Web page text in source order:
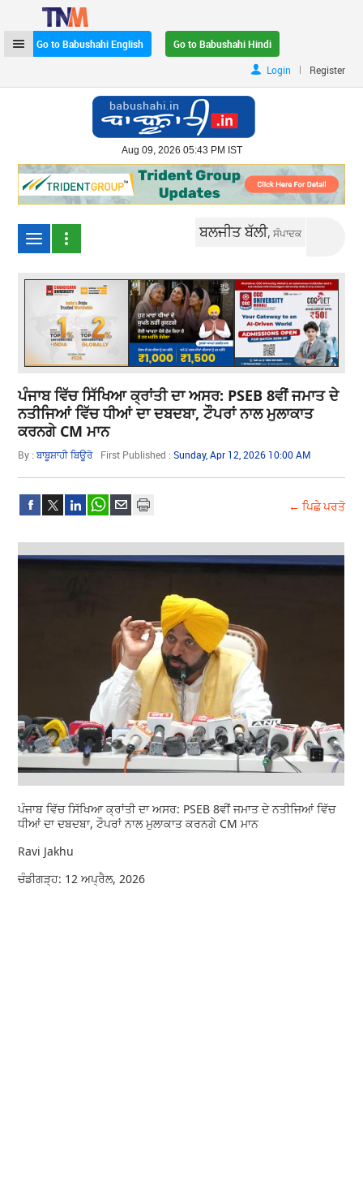
Go to Babushahi English
Go to Babushahi Hindi
Login
| Register
Aug 09, 2026 05:43 PM IST
ਬਲਜੀਤ ਬੱਲੀ,ਸੰਪਾਦਕ
ਪੰਜਾਬ ਵਿੱਚ ਸਿੱਖਿਆ ਕ੍ਰਾਂਤੀ ਦਾ ਅਸਰ: PSEB 8ਵੀਂ ਜਮਾਤ ਦੇ
ਨਤੀਜਿਆਂ ਵਿੱਚ ਧੀਆਂ ਦਾ ਦਬਦਬਾ, ਟੌਪਰਾਂ ਨਾਲ ਮੁਲਾਕਾਤ
ਕਰਨਗੇ CM ਮਾਨ
By :ਬਾਬੂਸ਼ਾਹੀ ਬਿਊਰੋ First Published :Sunday, Apr 12, 2026 10:00 AM
← ਪਿਛੇ ਪਰਤੋ
ਪੰਜਾਬ ਵਿੱਚ ਸਿੱਖਿਆ ਕ੍ਰਾਂਤੀ ਦਾ ਅਸਰ: PSEB 8ਵੀਂ ਜਮਾਤ ਦੇ ਨਤੀਜਿਆਂ ਵਿੱਚ
ਧੀਆਂ ਦਾ ਦਬਦਬਾ, ਟੌਪਰਾਂ ਨਾਲ ਮੁਲਾਕਾਤ ਕਰਨਗੇ CM ਮਾਨ
Ravi Jakhu
ਚੰਡੀਗੜ੍ਹ: 12 ਅਪ੍ਰੈਲ, 2026